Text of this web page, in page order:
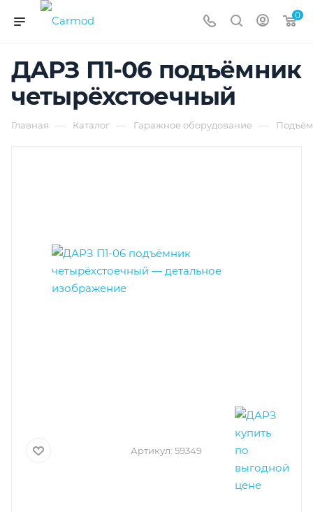
0
ДАРЗ П1-06 подъёмник
четырёхстоечный
Главная — Каталог — Гаражное оборудование —
Артикул: 59349